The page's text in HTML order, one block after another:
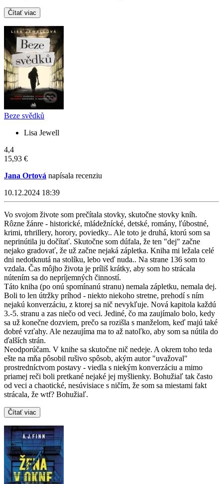
Čítať viac
Beze svědků
Lisa Jewell
4,4
15,93 €
Jana Ortová napísala recenziu
10.12.2024 18:39
Vo svojom živote som prečítala stovky, skutočne stovky kníh.
Rôzne žánre - historické, mládežnícké, detské, romány, ľúbostné,
krimi, trhrillery, horory, poviedky.. Ale toto je druhá, ktorú som sa
neprinútila ju dočítať. Skutočne som dúfala, že ten "dej" začne
nejako gradovať, že už začne nejaká zápletka. Kniha mi ležala celé
dni nedotknutá na stolíku, lebo veď nuda.. Na strane 136 som to
vzdala. Čas môjho života je príliš krátky, aby som ho strácala
nútením sa do nepríjemných činností.
Táto kniha (po onú spomínanú stranu) nemala zápletku, nemala dej.
Boli to len útržky príhod - niekto niekoho stretne, prehodí s ním
nejakú konverzáciu, z ktorej sa nič nevykľuje. Nová kapitola každú
3.-5. stranu a zas niečo od veci. Jediné, čo ma zaujímalo bolo, kedy
sa už konečne dozviem, prečo sa rozišla s manželom, keď majú také
dobré vzťahy. Ale nezaujíma ma to až natoľko, aby som sa nútila do
ďalších strán.
Neodporúčam. V knihe sa skutočne nič nedeje. A okrem toho teda
ešte na mňa pôsobil rušivo spôsob, akým autor "uvažoval"
prostredníctvom postavy - viedla s niekým konverzáciu a mimo
priamej reči boli pretkané nejaké jej myšlienky. Bohužiaľ tak často
od veci a chaotické, nesúvisiace s ničím, že som sa miestami fakt
strácala, že wtf? Bohužiaľ.
Čítať viac